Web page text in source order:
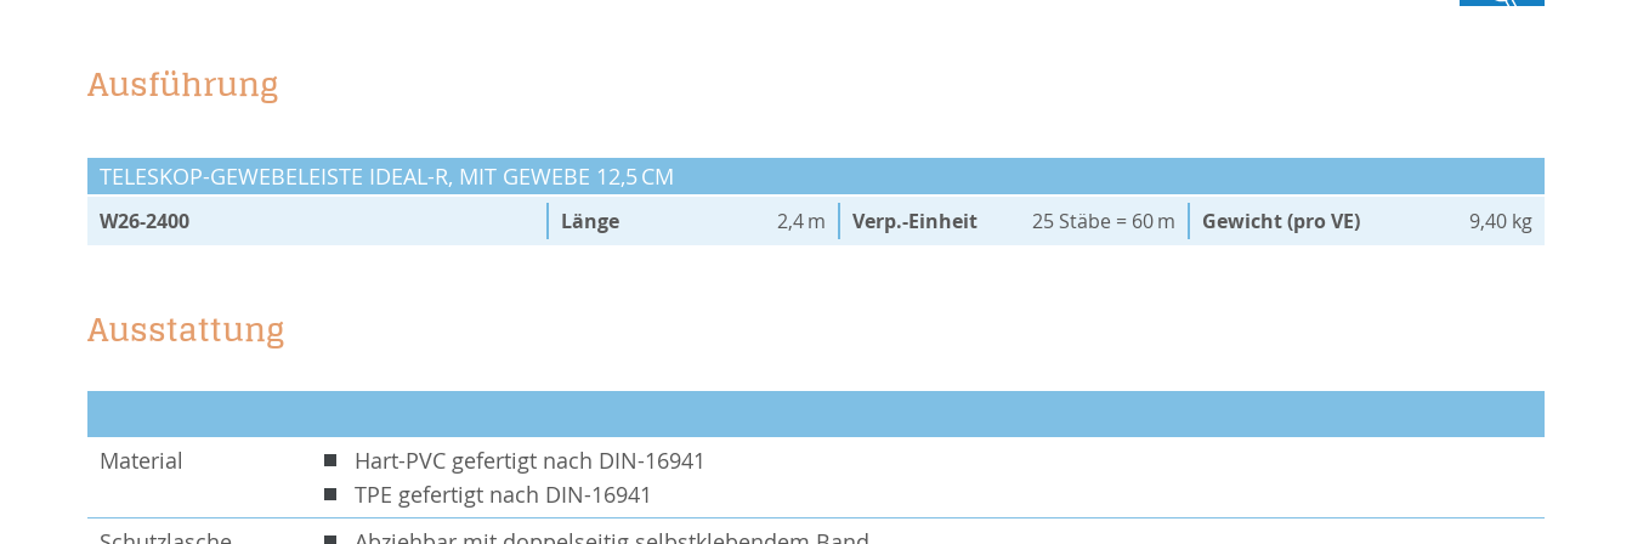
Ausführung
TELESKOP-GEWEBELEISTE IDEAL-R, MIT GEWEBE 12,5 CM
W26-2400 Länge 2,4 m Verp.-Einheit 25 Stäbe = 60 m Gewicht (pro VE) 9,40 kg
Ausstattung
Material
Hart-PVC gefertigt nach DIN-16941
TPE gefertigt nach DIN-16941